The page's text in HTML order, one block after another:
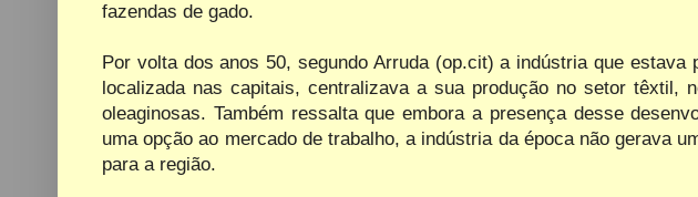
fazendas de gado.
Por volta dos anos 50, segundo Arruda (op.cit) a indústria que estava
localizada nas capitais, centralizava a sua produção no setor têxtil,
oleaginosas. Também ressalta que embora a presença desse
uma opção ao mercado de trabalho, a indústria da época não gerava
para a região.